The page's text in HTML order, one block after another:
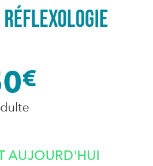
réflexologie
€
AUJOURD'HUI